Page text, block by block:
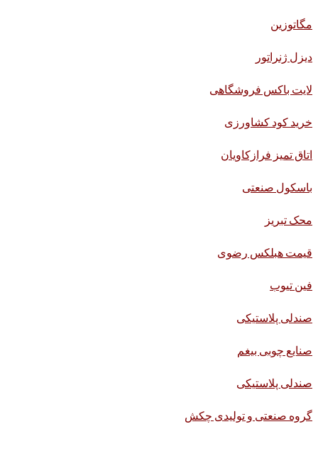
مگاتوزین
دیزل ژنراتور
لایت باکس فروشگاهی
خرید کود کشاورزی
اتاق تمیز فرازکاویان
باسکول صنعتی
محک تبریز
قیمت هبلکس رضوی
فین تیوب
صندلی پلاستیکی
صنایع چوبی بیغم
صندلی پلاستیکی
گروه صنعتی و تولیدی چکش